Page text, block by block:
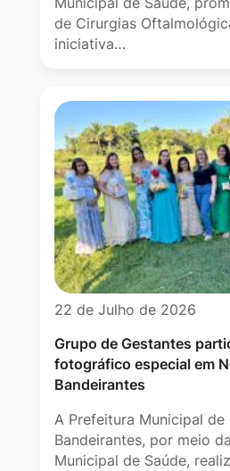
de Cirurgias
iniciativa…
22 de Julho de 2026
Grupo de Gestantes
fotográfico especial em
Bandeirantes
A Prefeitura Municipal de
Bandeirantes, por meio
Municipal de Saúde,